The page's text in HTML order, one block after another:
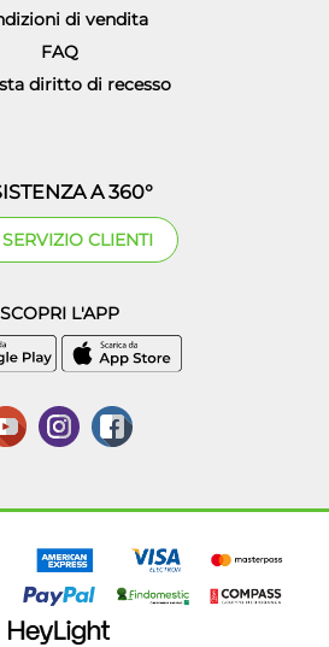
di vendita
FAQ
diritto di recesso
A 360°
SERVIZIO CLIENTI
SCOPRI L'APP